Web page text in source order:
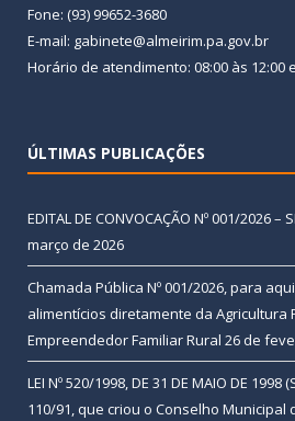
Fone: (93) 99652-3680
E-mail: gabinete@almeirim.pa.gov.br
Horário de atendimento: 08:00 às 12:00
ÚLTIMAS PUBLICAÇÕES
EDITAL DE CONVOCAÇÃO Nº 001/2026 –
março de 2026
Chamada Pública Nº 001/2026, para
alimentícios diretamente da Agricultura
Empreendedor Familiar Rural 26 de
LEI Nº 520/1998, DE 31 DE MAIO DE
110/91, que criou o Conselho Municipal